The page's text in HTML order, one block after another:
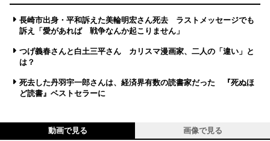
長崎市出身・平和訴えた美輪明宏さん死去 ラストメッセージでも
訴え「愛があれば 戦争なんか起こりません」
つげ義春さんと白土三平さん カリスマ漫画家、二人の「違い」と
は？
死去した丹羽宇一郎さんは、経済界有数の読書家だった 『死ぬほ
ど読書』ベストセラーに
動画で見る 画像で見る